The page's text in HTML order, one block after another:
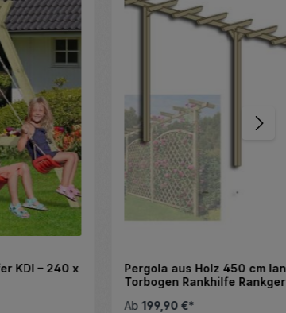
Pergola aus Holz 450 cm lang
Torbogen Rankhilfe Rankgerüst